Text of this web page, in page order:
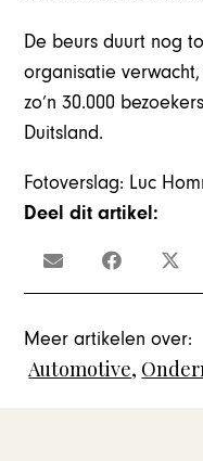
De beurs duurt nog
organisatie
zo’n 30.000
Duitsland.
Fotoverslag: Luc
Deel dit artikel:
Meer artikelen over:
Automotive,